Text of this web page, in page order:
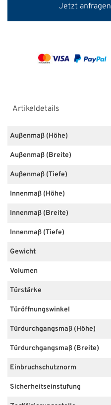
Jetzt anfragen
Artikeldetails
Außenmaß (Höhe)
Außenmaß (Breite)
Außenmaß (Tiefe)
Innenmaß (Höhe)
Innenmaß (Breite)
Innenmaß (Tiefe)
Gewicht
Volumen
Türstärke
Türöffnungswinkel
Türdurchgangsmaß (Höhe)
Türdurchgangsmaß (Breite)
Einbruchschutznorm
Sicherheitseinstufung